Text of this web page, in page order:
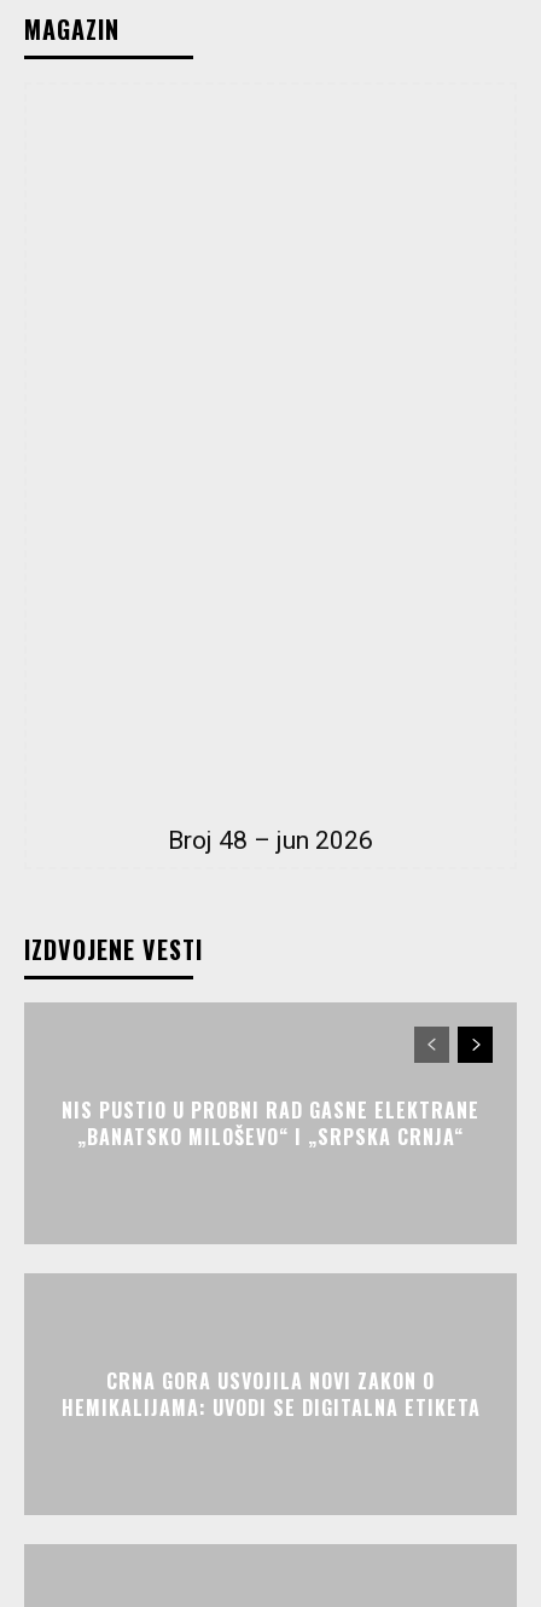
MAGAZIN
Broj 48 – jun 2026
IZDVOJENE VESTI
NIS PUSTIO U PROBNI RAD GASNE ELEKTRANE
„BANATSKO MILOŠEVO“ I „SRPSKA CRNJA“
CRNA GORA USVOJILA NOVI ZAKON O
HEMIKALIJAMA: UVODI SE DIGITALNA ETIKETA